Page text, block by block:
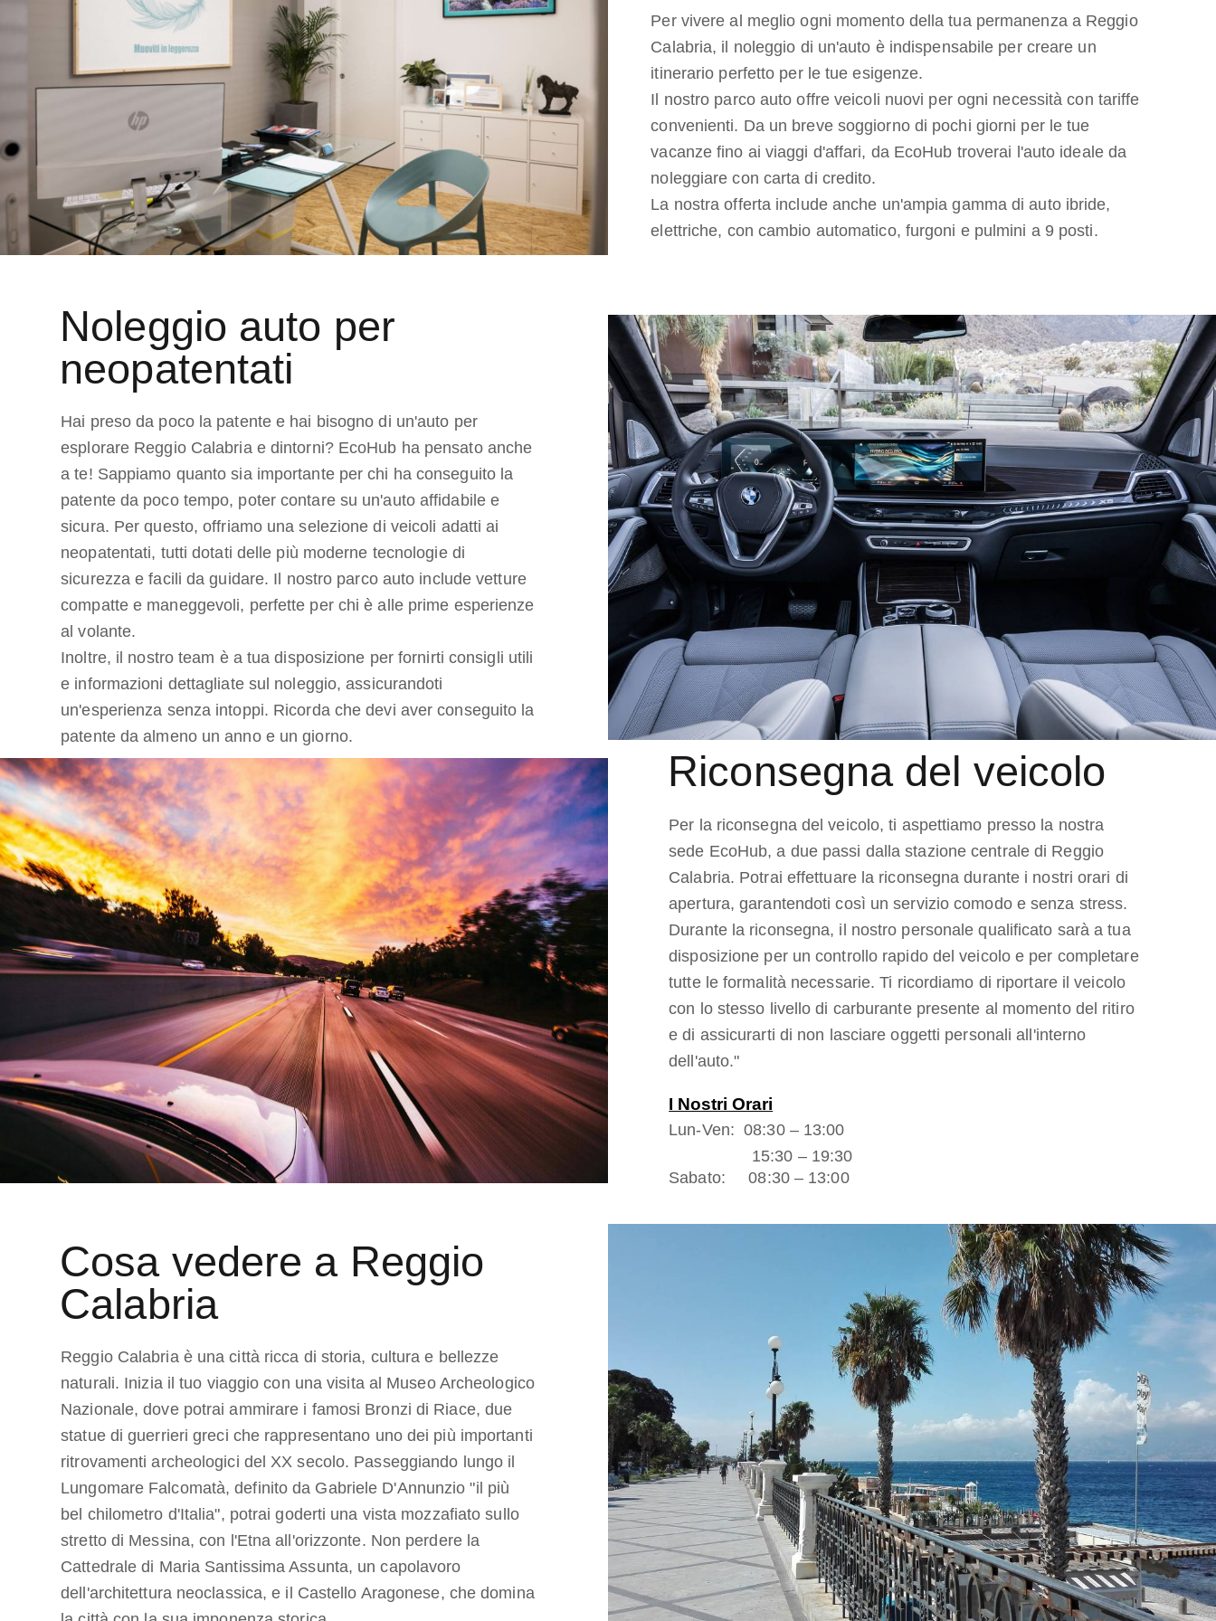
Per vivere al meglio ogni momento della tua permanenza a Reggio
Calabria, il noleggio di un'auto è indispensabile per creare un
itinerario perfetto per le tue esigenze.
Il nostro parco auto offre veicoli nuovi per ogni necessità con tariffe
convenienti. Da un breve soggiorno di pochi giorni per le tue
vacanze fino ai viaggi d'affari, da EcoHub troverai l'auto ideale da
noleggiare con carta di credito.
La nostra offerta include anche un'ampia gamma di auto ibride,
elettriche, con cambio automatico, furgoni e pulmini a 9 posti.
Noleggio auto per
neopatentati
Hai preso da poco la patente e hai bisogno di un'auto per
esplorare Reggio Calabria e dintorni? EcoHub ha pensato anche
a te! Sappiamo quanto sia importante per chi ha conseguito la
patente da poco tempo, poter contare su un'auto affidabile e
sicura. Per questo, offriamo una selezione di veicoli adatti ai
neopatentati, tutti dotati delle più moderne tecnologie di
sicurezza e facili da guidare. Il nostro parco auto include vetture
compatte e maneggevoli, perfette per chi è alle prime esperienze
al volante.
Inoltre, il nostro team è a tua disposizione per fornirti consigli utili
e informazioni dettagliate sul noleggio, assicurandoti
un'esperienza senza intoppi. Ricorda che devi aver conseguito la
patente da almeno un anno e un giorno.
Riconsegna del veicolo
Per la riconsegna del veicolo, ti aspettiamo presso la nostra
sede EcoHub, a due passi dalla stazione centrale di Reggio
Calabria. Potrai effettuare la riconsegna durante i nostri orari di
apertura, garantendoti così un servizio comodo e senza stress.
Durante la riconsegna, il nostro personale qualificato sarà a tua
disposizione per un controllo rapido del veicolo e per completare
tutte le formalità necessarie. Ti ricordiamo di riportare il veicolo
con lo stesso livello di carburante presente al momento del ritiro
e di assicurarti di non lasciare oggetti personali all'interno
dell'auto."
I Nostri Orari
Lun-Ven: 08:30 – 13:00
15:30 – 19:30
Sabato: 08:30 – 13:00
Cosa vedere a Reggio
Calabria
Reggio Calabria è una città ricca di storia, cultura e bellezze
naturali. Inizia il tuo viaggio con una visita al Museo Archeologico
Nazionale, dove potrai ammirare i famosi Bronzi di Riace, due
statue di guerrieri greci che rappresentano uno dei più importanti
ritrovamenti archeologici del XX secolo. Passeggiando lungo il
Lungomare Falcomatà, definito da Gabriele D'Annunzio "il più
bel chilometro d'Italia", potrai goderti una vista mozzafiato sullo
stretto di Messina, con l'Etna all'orizzonte. Non perdere la
Cattedrale di Maria Santissima Assunta, un capolavoro
dell'architettura neoclassica, e il Castello Aragonese, che domina